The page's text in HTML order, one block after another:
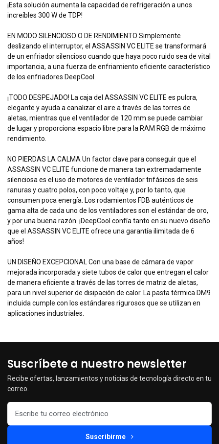
¡Esta solución aumenta la capacidad de refrigeración a unos
increíbles 300 W de TDP!
EN MODO SILENCIOSO O DE RENDIMIENTO Simplemente
deslizando el interruptor, el ASSASSIN VC ELITE se transformará
de un enfriador silencioso cuando que haya poco ruido sea de vital
importancia, a una fuerza de enfriamiento eficiente característico
de los enfriadores DeepCool.
¡TODO DESPEJADO! La caja del ASSASSIN VC ELITE es pulcra,
elegante y ayuda a canalizar el aire a través de las torres de
aletas, mientras que el ventilador de 120 mm se puede cambiar
de lugar y proporciona espacio libre para la RAM RGB de máximo
rendimiento.
NO PIERDAS LA CALMA Un factor clave para conseguir que el
ASSASSIN VC ELITE funcione de manera tan extremadamente
silenciosa es el uso de motores de ventilador trifásicos de seis
ranuras y cuatro polos, con poco voltaje y, por lo tanto, que
consumen poca energía. Los rodamientos FDB auténticos de
gama alta de cada uno de los ventiladores son el estándar de oro,
y por una buena razón. ¡DeepCool confía tanto en su nuevo diseño
que el ASSASSIN VC ELITE ofrece una garantía ilimitada de 6
años!
UN DISEÑO EXCEPCIONAL Con una base de cámara de vapor
mejorada incorporada y siete tubos de calor que entregan el calor
de manera eficiente a través de las torres de matriz de aletas,
para un nivel superior de disipación de calor. La pasta térmica DM9
incluida cumple con los estándares rigurosos que se utilizan en
aplicaciones industriales.
Suscríbete a nuestro newsletter
Recibe ofertas, lanzamientos y noticias de tecnología directo en tu
correo.
Suscribirme